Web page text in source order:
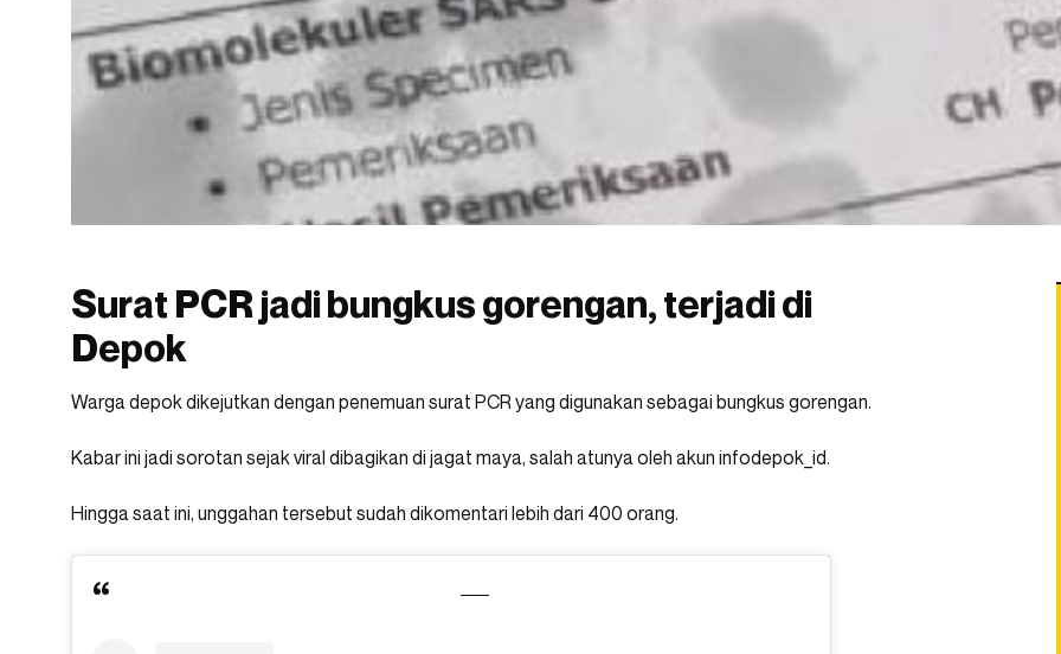
Surat PCR jadi bungkus gorengan, terjadi di
Depok
Warga depok dikejutkan dengan penemuan surat PCR yang digunakan sebagai bungkus gorengan.
Kabar ini jadi sorotan sejak viral dibagikan di jagat maya, salah atunya oleh akun infodepok_id.
Hingga saat ini, unggahan tersebut sudah dikomentari lebih dari 400 orang.